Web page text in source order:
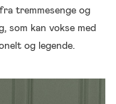
tremmesenge og
som kan vokse med
og legende.